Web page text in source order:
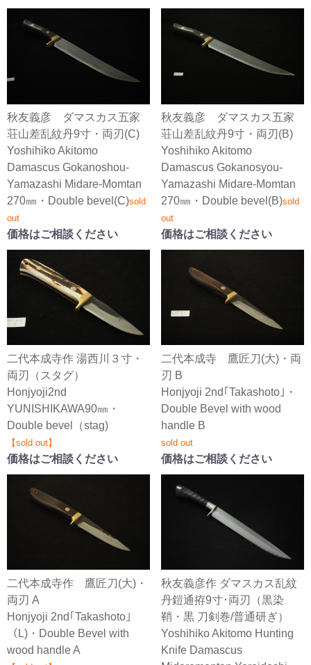
秋友義彦 ダマスカス五家
荘山差乱紋丹9寸・両刃(C)
Yoshihiko Akitomo
Damascus Gokanoshou-
Yamazashi Midare-Momtan
270㎜・Double bevel(C)sold
out
価格はご相談ください
秋友義彦 ダマスカス五家
荘山差乱紋丹9寸・両刃(B)
Yoshihiko Akitomo
Damascus Gokanosyou-
Yamazashi Midare-Momtan
270㎜・Double bevel(B)sold
out
価格はご相談ください
二代本成寺作 湯西川３寸・
両刃（スタグ）
Honjyoji2nd
YUNISHIKAWA90㎜・
Double bevel（stag)
【sold out】
価格はご相談ください
二代本成寺 鷹匠刀(大)・両
刃 B
Honjyoji 2nd｢Takashoto｣・
Double Bevel with wood
handle B
sold out
価格はご相談ください
二代本成寺作 鷹匠刀(大)・
両刃 A
Honjyoji 2nd｢Takashoto｣
（L)・Double Bevel with
wood handle A
秋友義彦作 ダマスカス乱紋
丹鎧通拵9寸･両刃（黒染
鞘・黒 刀剣巻/普通研ぎ）
Yoshihiko Akitomo Hunting
Knife Damascus